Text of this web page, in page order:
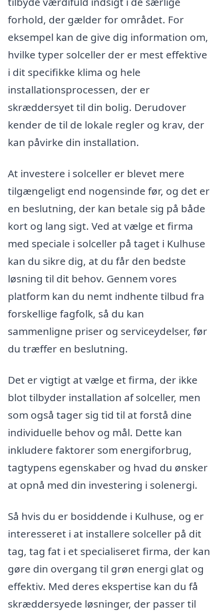
forhold, der gælder for området. For
eksempel kan de give dig information om,
hvilke typer solceller der er mest effektive
i dit specifikke klima og hele
installationsprocessen, der er
skræddersyet til din bolig. Derudover
kender de til de lokale regler og krav, der
kan påvirke din installation.
At investere i solceller er blevet mere
tilgængeligt end nogensinde før, og det er
en beslutning, der kan betale sig på både
kort og lang sigt. Ved at vælge et firma
med speciale i solceller på taget i Kulhuse
kan du sikre dig, at du får den bedste
løsning til dit behov. Gennem vores
platform kan du nemt indhente tilbud fra
forskellige fagfolk, så du kan
sammenligne priser og serviceydelser, før
du træffer en beslutning.
Det er vigtigt at vælge et firma, der ikke
blot tilbyder installation af solceller, men
som også tager sig tid til at forstå dine
individuelle behov og mål. Dette kan
inkludere faktorer som energiforbrug,
tagtypens egenskaber og hvad du ønsker
at opnå med din investering i solenergi.
Så hvis du er bosiddende i Kulhuse, og er
interesseret i at installere solceller på dit
tag, tag fat i et specialiseret firma, der kan
gøre din overgang til grøn energi glat og
effektiv. Med deres ekspertise kan du få
skræddersyede løsninger, der passer til